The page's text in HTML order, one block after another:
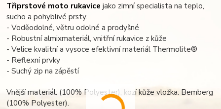
Třiprstové moto rukavice jako zimní specialista na teplo,
sucho a pohyblivé prsty.
- Voděodolné, větru odolné a prodyšné
- Robustní almixmateriál, vnitřní rukavice z kůže
- Velice kvalitní a vysoce efektivní materiál Thermolite®
- Reflexní prvky
- Suchý zip na zápěstí
Vnější materiál: (100% Polyester), kozí kůže vložka: Bemberg
(100% Polyester).